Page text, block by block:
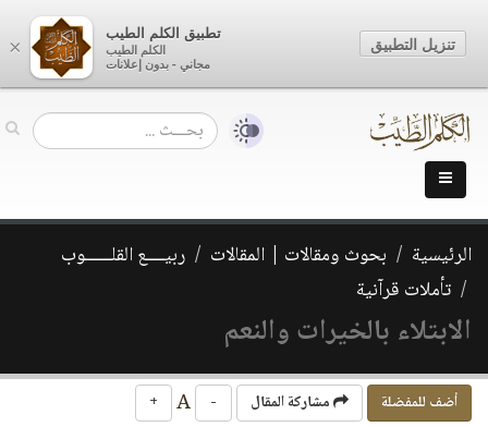
الرئيسية بحوث ومقالات | المقالات
ربيــــع القلــــــوب
تأملات قرآنية
الابتلاء بالخيرات والنعم
أضف للمفضلة مشاركة المقال -
+
×
تطبيق الكلم الطيب
الكلم الطيب
مجاني - بدون إعلانات
تنزيل التطبيق